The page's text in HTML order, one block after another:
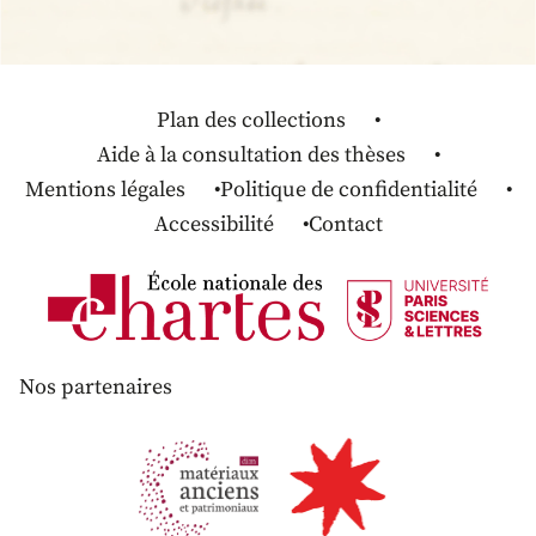
Plan des collections
Aide à la consultation des thèses
Mentions légales
Politique de confidentialité
Accessibilité
Contact
Nos partenaires